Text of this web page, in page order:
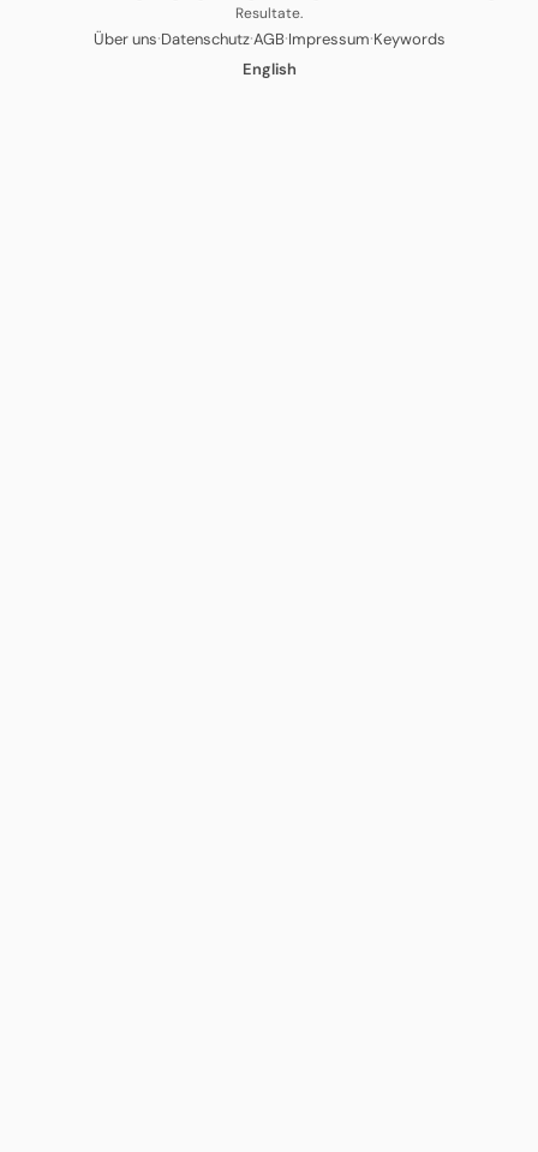
Resultate.
Über uns·Datenschutz·AGB·Impressum·Keywords
English